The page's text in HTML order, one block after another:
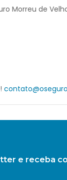
Morreu de
e receba